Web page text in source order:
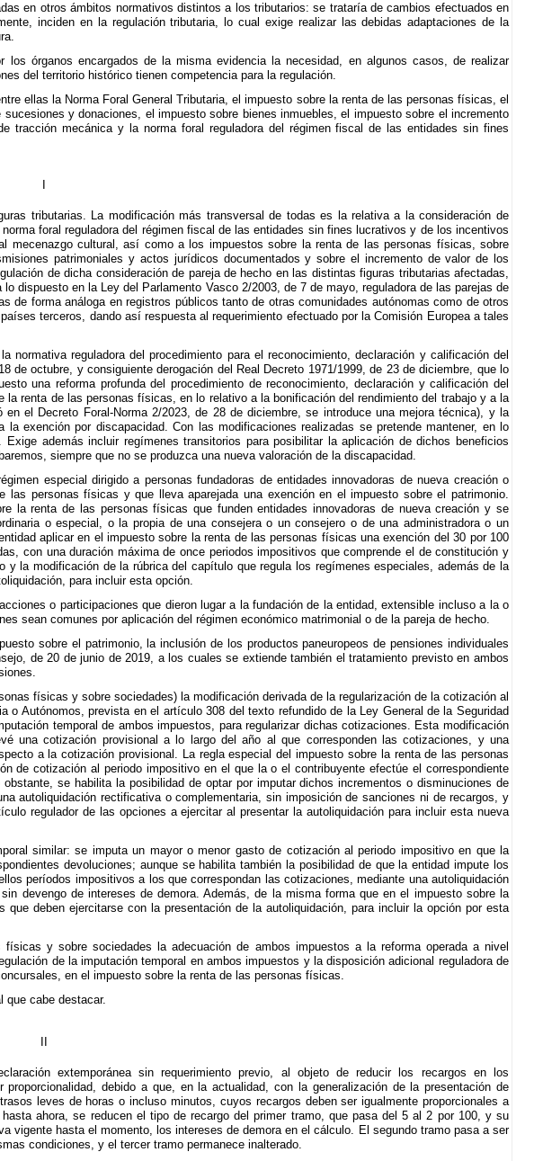
en otros ámbitos normativos distintos a los tributarios: se trataría de cambios efectuados en
inciden en la regulación tributaria, lo cual exige realizar las debidas adaptaciones de la
órganos encargados de la misma evidencia la necesidad, en algunos casos, de realizar
del territorio histórico tienen competencia para la regulación.
ellas la Norma Foral General Tributaria, el impuesto sobre la renta de las personas físicas, el
y donaciones, el impuesto sobre bienes inmuebles, el impuesto sobre el incremento
tracción mecánica y la norma foral reguladora del régimen fiscal de las entidades sin fines
tributarias. La modificación más transversal de todas es la relativa a la consideración de
foral reguladora del régimen fiscal de las entidades sin fines lucrativos y de los incentivos
mecenazgo cultural, así como a los impuestos sobre la renta de las personas físicas, sobre
patrimoniales y actos jurídicos documentados y sobre el incremento de valor de los
de dicha consideración de pareja de hecho en las distintas figuras tributarias afectadas,
dispuesto en la Ley del Parlamento Vasco 2/2003, de 7 de mayo, reguladora de las parejas de
de forma análoga en registros públicos tanto de otras comunidades autónomas como de otros
terceros, dando así respuesta al requerimiento efectuado por la Comisión Europea a tales
reguladora del procedimiento para el reconocimiento, declaración y calificación del
de octubre, y consiguiente derogación del Real Decreto 1971/1999, de 23 de diciembre, que lo
una reforma profunda del procedimiento de reconocimiento, declaración y calificación del
renta de las personas físicas, en lo relativo a la bonificación del rendimiento del trabajo y a la
el Decreto Foral-Norma 2/2023, de 28 de diciembre, se introduce una mejora técnica), y la
exención por discapacidad. Con las modificaciones realizadas se pretende mantener, en lo
además incluir regímenes transitorios para posibilitar la aplicación de dichos beneficios
siempre que no se produzca una nueva valoración de la discapacidad.
especial dirigido a personas fundadoras de entidades innovadoras de nueva creación o
personas físicas y que lleva aparejada una exención en el impuesto sobre el patrimonio.
la renta de las personas físicas que funden entidades innovadoras de nueva creación y se
o especial, o la propia de una consejera o un consejero o de una administradora o un
aplicar en el impuesto sobre la renta de las personas físicas una exención del 30 por 100
con una duración máxima de once periodos impositivos que comprende el de constitución y
la modificación de la rúbrica del capítulo que regula los regímenes especiales, además de la
para incluir esta opción.
o participaciones que dieron lugar a la fundación de la entidad, extensible incluso a la o
sean comunes por aplicación del régimen económico matrimonial o de la pareja de hecho.
sobre el patrimonio, la inclusión de los productos paneuropeos de pensiones individuales
de 20 de junio de 2019, a los cuales se extiende también el tratamiento previsto en ambos
físicas y sobre sociedades) la modificación derivada de la regularización de la cotización al
o Autónomos, prevista en el artículo 308 del texto refundido de la Ley General de la Seguridad
temporal de ambos impuestos, para regularizar dichas cotizaciones. Esta modificación
una cotización provisional a lo largo del año al que corresponden las cotizaciones, y una
a la cotización provisional. La regla especial del impuesto sobre la renta de las personas
de cotización al periodo impositivo en el que la o el contribuyente efectúe el correspondiente
se habilita la posibilidad de optar por imputar dichos incrementos o disminuciones de
autoliquidación rectificativa o complementaria, sin imposición de sanciones ni de recargos, y
regulador de las opciones a ejercitar al presentar la autoliquidación para incluir esta nueva
similar: se imputa un mayor o menor gasto de cotización al periodo impositivo en que la
devoluciones; aunque se habilita también la posibilidad de que la entidad impute los
períodos impositivos a los que correspondan las cotizaciones, mediante una autoliquidación
devengo de intereses de demora. Además, de la misma forma que en el impuesto sobre la
deben ejercitarse con la presentación de la autoliquidación, para incluir la opción por esta
y sobre sociedades la adecuación de ambos impuestos a la reforma operada a nivel
de la imputación temporal en ambos impuestos y la disposición adicional reguladora de
en el impuesto sobre la renta de las personas físicas.
que cabe destacar.
extemporánea sin requerimiento previo, al objeto de reducir los recargos en los
debido a que, en la actualidad, con la generalización de la presentación de
leves de horas o incluso minutos, cuyos recargos deben ser igualmente proporcionales a
ahora, se reducen el tipo de recargo del primer tramo, que pasa del 5 al 2 por 100, y su
vigente hasta el momento, los intereses de demora en el cálculo. El segundo tramo pasa a ser
condiciones, y el tercer tramo permanece inalterado.